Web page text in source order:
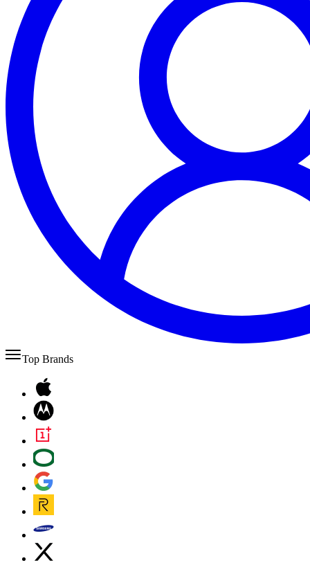
Top Brands